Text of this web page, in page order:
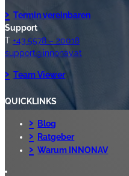
Termin vereinbaren
Support
T +43 5578 – 20018
support@innonav.at
Team Viewer
QUICKLINKS
Blog
Ratgeber
Warum INNONAV